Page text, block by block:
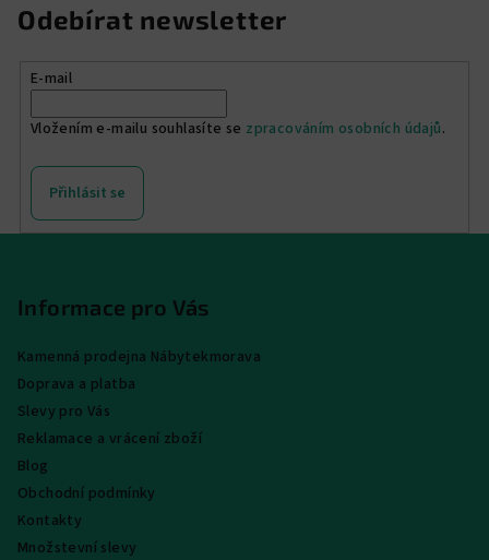
Odebírat newsletter
E-mail
Vložením e-mailu souhlasíte se zpracováním osobních údajů.
Přihlásit se
Informace pro Vás
Kamenná prodejna Nábytekmorava
Doprava a platba
Slevy pro Vás
Reklamace a vrácení zboží
Blog
Obchodní podmínky
Kontakty
Množstevní slevy